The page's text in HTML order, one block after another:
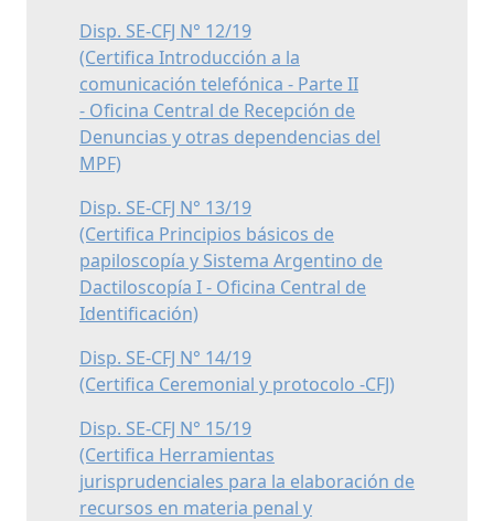
Disp. SE-CFJ N° 12/19
(Certifica Introducción a la
comunicación telefónica - Parte II
- Oficina Central de Recepción de
Denuncias y otras dependencias del
MPF)
Disp. SE-CFJ N° 13/19
(Certifica Principios básicos de
papiloscopía y Sistema Argentino de
Dactiloscopía I - Oficina Central de
Identificación)
Disp. SE-CFJ N° 14/19
(Certifica Ceremonial y protocolo -CFJ)
Disp. SE-CFJ N° 15/19
(Certifica Herramientas
jurisprudenciales para la elaboración de
recursos en materia penal y